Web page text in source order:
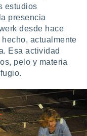
estudios
presencia
desde hace
actualmente
Esa actividad
pelo y materia